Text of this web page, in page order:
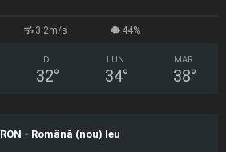
3.2m/s 44%
D
32°
LUN
34°
MAR
38°
RON - Română (nou) leu